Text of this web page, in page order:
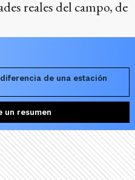
reales del campo, de
de una estación
un resumen